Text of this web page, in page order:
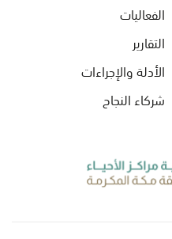
الفعاليات
التقارير
الأدلة والإجراءات
شركاء النجاح